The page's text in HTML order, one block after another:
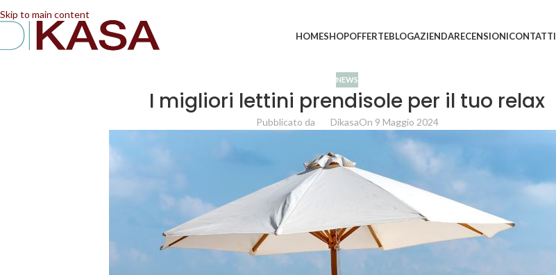
Skip to main content
HOMESHOPOFFERTEBLOGAZIENDARECENSIONICONTATTI
NEWS
I migliori lettini prendisole per il tuo relax
Pubblicato da DikasaOn 9 Maggio 2024